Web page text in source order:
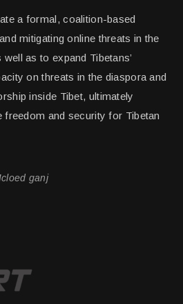
a formal, coalition-based
mitigating online threats in the
as to expand Tibetans’
on threats in the diaspora and
inside Tibet, ultimately
freedom and security for Tibetan
ganj